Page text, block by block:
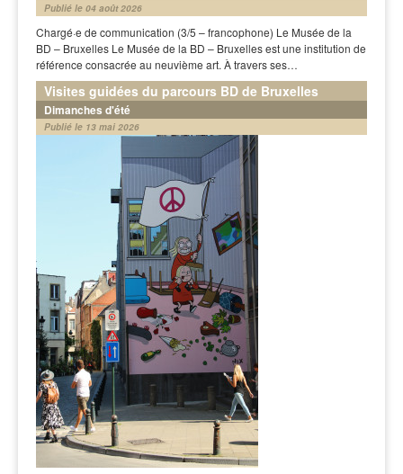
Publié le 04 août 2026
Chargé·e de communication (3/5 – francophone) Le Musée de la
BD – Bruxelles Le Musée de la BD – Bruxelles est une institution de
référence consacrée au neuvième art. À travers ses…
Visites guidées du parcours BD de Bruxelles
Dimanches d'été
Publié le 13 mai 2026